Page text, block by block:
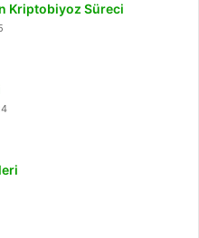
Kriptobiyoz Süreci